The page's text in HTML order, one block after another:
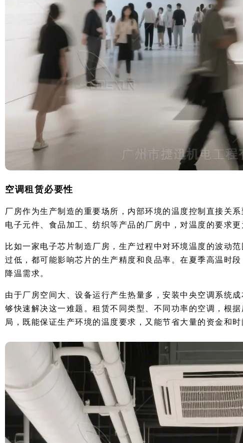
空调租赁必要性
厂房作为生产制造的重要场所，内部环境的温度控制直接关
电子元件、食品加工、纺织等产品的厂房中，对温度的要求更
比如一家电子芯片制造厂房，生产过程中对环境温度的波动
过低，都可能影响芯片的生产精度和良品率。在夏季高温时
降温需求。
由于厂房空间大、设备运行产生热量多，安装中央空调系统
够快速解决这一难题。租赁不同类型、不同功率的空调，根
局，既能保证生产环境的温度要求，又能节省大量的资金和时